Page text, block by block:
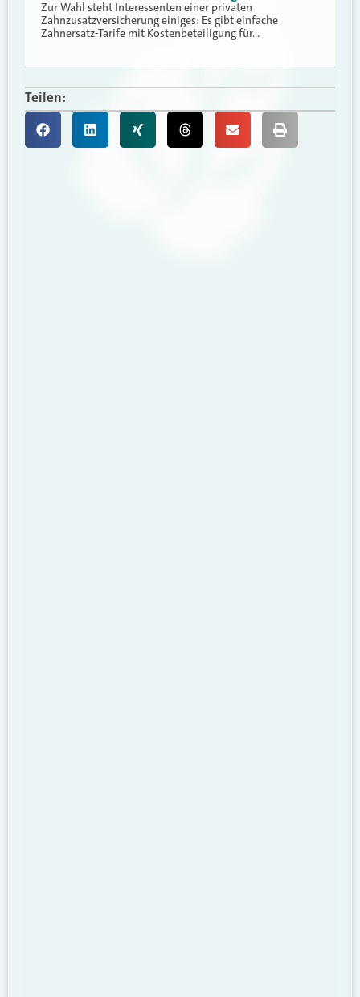
Zur Wahl steht Interessenten einer privaten
Zahnzusatzversicherung einiges: Es gibt einfache
Zahnersatz-Tarife mit Kostenbeteiligung für…
Teilen: